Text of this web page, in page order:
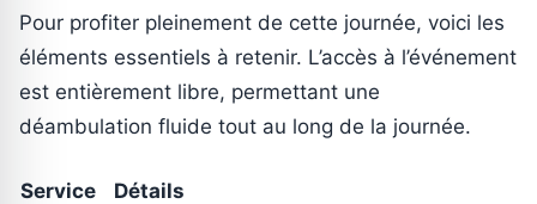
Pour profiter pleinement de cette journée, voici les
éléments essentiels à retenir. L’accès à l’événement
est entièrement libre, permettant une
déambulation fluide tout au long de la journée.
Service
Détails